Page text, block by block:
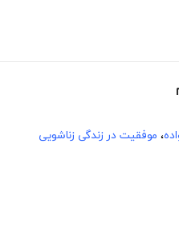
، موفقیت در زندگی زناشویی